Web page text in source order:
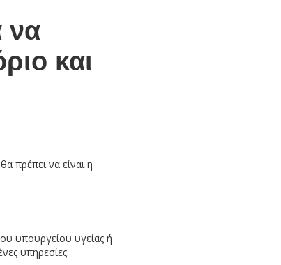
να
και
πρέπει να είναι η
υπουργείου υγείας ή
υπηρεσίες.